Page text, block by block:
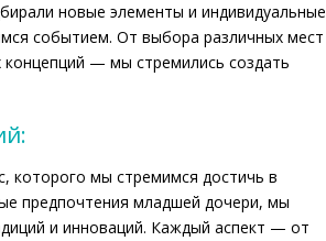
новые элементы и индивидуальные
событием. От выбора различных мест
— мы стремились создать
которого мы стремимся достичь в
предпочтения младшей дочери, мы
и инноваций. Каждый аспект — от